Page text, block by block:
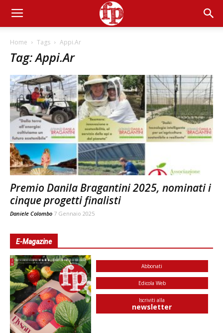
Home Tags Appi.Ar
Tag: Appi.Ar
Premio Danila Bragantini 2025, nominati i
cinque progetti finalisti
Daniele Colombo 7 Gennaio 2025
E-Magazine
Abbonati
Edicola Web
Iscriviti alla
newsletter